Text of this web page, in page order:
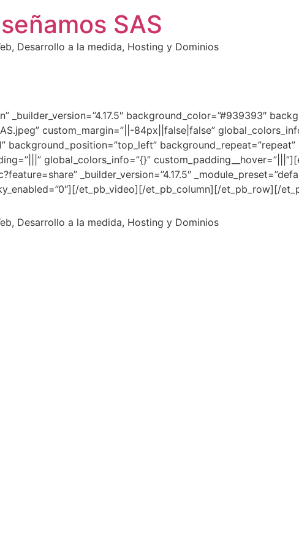
SAS
Desarrollo a la medida, Hosting y Dominios
_builder_version=”4.17.5″ background_color=”#939393″
custom_margin=”||-84px||false|false”
background_position=”top_left”
global_colors_info=”{}”
_builder_version=”4.17.5″
et_pb_video][/et_pb_column][/et_pb_row][/
Desarrollo a la medida, Hosting y Dominios